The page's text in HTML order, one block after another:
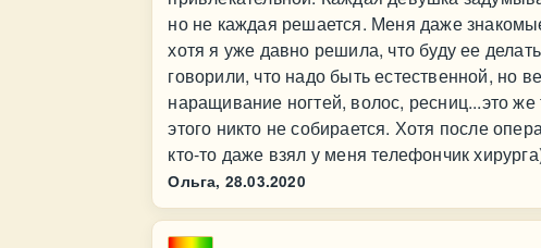
но не каждая решается. Меня даже
хотя я уже давно решила, что буду ее
говорили, что надо быть естественной, но
наращивание ногтей, волос, ресниц...это
этого никто не собирается. Хотя после
кто-то даже взял у меня телефончик
Ольга, 28.03.2020